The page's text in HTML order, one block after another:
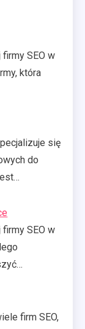
SEO w
która
się
do
SEO w
firm SEO,